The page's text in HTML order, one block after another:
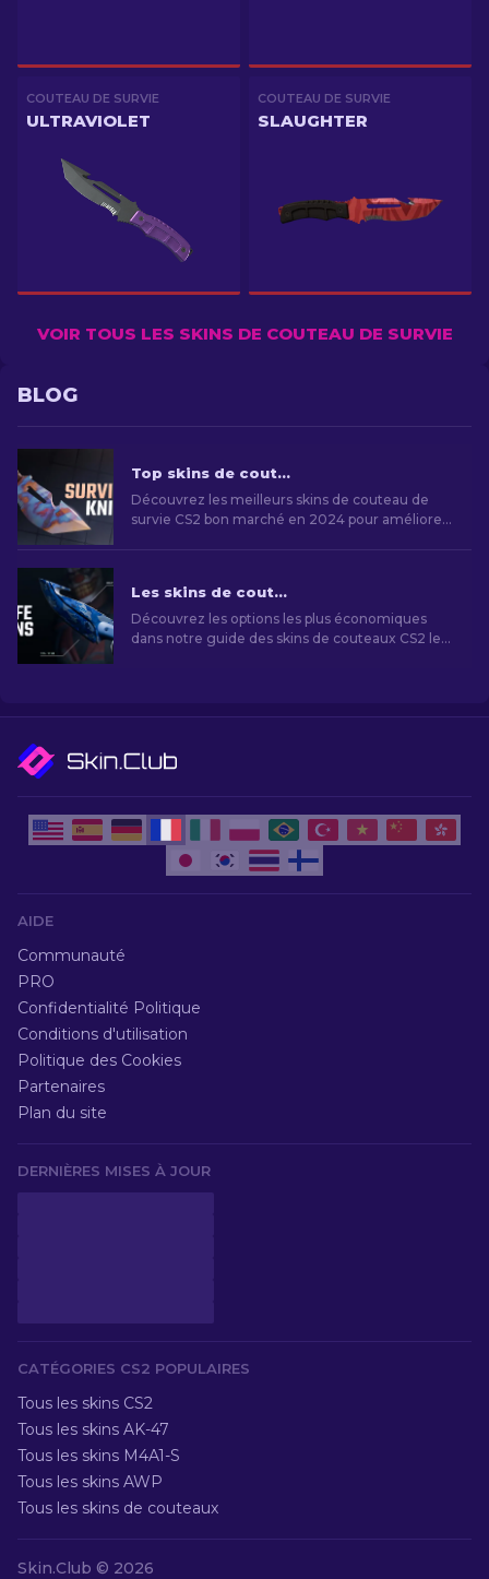
COUTEAU DE SURVIE
ULTRAVIOLET
COUTEAU DE SURVIE
SLAUGHTER
VOIR TOUS LES SKINS DE COUTEAU DE SURVIE
BLOG
Top skins de couteau de survie CS2 bon marché à acheter [2026]
Découvrez les meilleurs skins de couteau de
survie CS2 bon marché en 2024 pour améliorer
Les skins de couteaux CS2 les moins chers [2026]
Découvrez les options les plus économiques
dans notre guide des skins de couteaux CS2 les
AIDE
Communauté
PRO
Confidentialité Politique
Conditions d'utilisation
Politique des Cookies
Partenaires
Plan du site
DERNIÈRES MISES À JOUR
CATÉGORIES CS2 POPULAIRES
Tous les skins CS2
Tous les skins AK-47
Tous les skins M4A1-S
Tous les skins AWP
Tous les skins de couteaux
Skin.Club © 2026